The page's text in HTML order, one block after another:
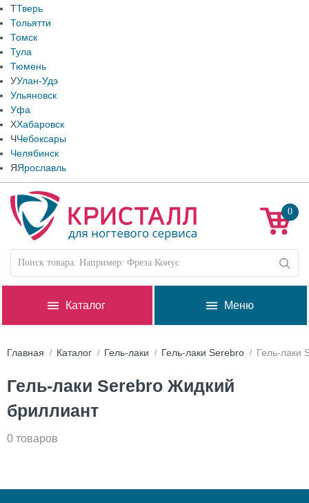
ТТверь
Тольятти
Томск
Тула
Тюмень
УУлан-Удэ
Ульяновск
Уфа
ХХабаровск
ЧЧебоксары
Челябинск
ЯЯрославль
0
Каталог Меню
Главная Каталог Гель-лаки Гель-лаки Serebro Гель-лаки
Гель-лаки Serebro Жидкий
бриллиант
0 товаров